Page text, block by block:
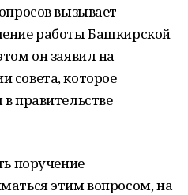
вызывает
работы Башкирской
он заявил на
совета, которое
правительстве
поручение
этим вопросом, на